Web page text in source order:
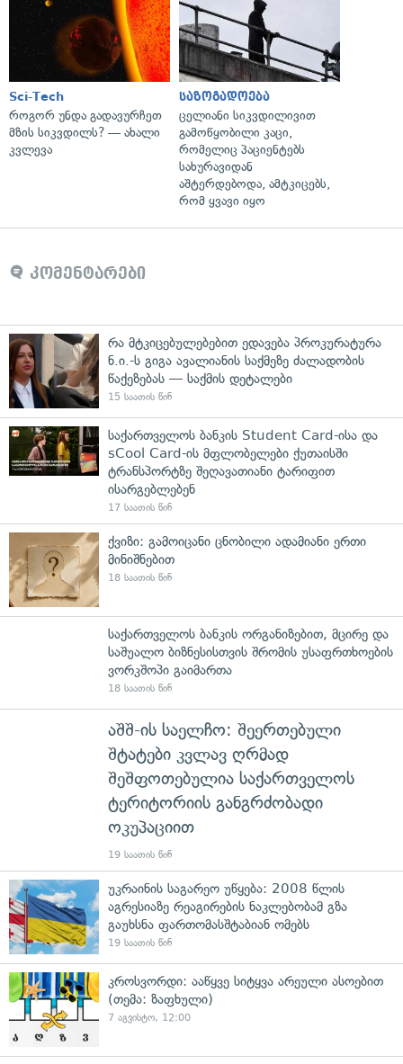
Sci-Tech
როგორ უნდა გადავურჩეთ
მზის სიკვდილს? — ახალი
კვლევა
საზოგადოება
ცელიანი სიკვდილივით
გამოწყობილი კაცი,
რომელიც პაციენტებს
სახურავიდან
აშტერდებოდა, ამტკიცებს,
რომ ყვავი იყო
კომენტარები
რა მტკიცებულებებით ედავება პროკურატურა
ნ.ი.-ს გიგა ავალიანის საქმეზე ძალადობის
წაქეზებას — საქმის დეტალები
15 საათის წინ
საქართველოს ბანკის Student Card-ისა და
sCool Card-ის მფლობელები ქუთაისში
ტრანსპორტზე შეღავათიანი ტარიფით
ისარგებლებენ
17 საათის წინ
ქვიზი: გამოიცანი ცნობილი ადამიანი ერთი
მინიშნებით
18 საათის წინ
საქართველოს ბანკის ორგანიზებით, მცირე და
საშუალო ბიზნესისთვის შრომის უსაფრთხოების
ვორკშოპი გაიმართა
18 საათის წინ
აშშ-ის საელჩო: შეერთებული
შტატები კვლავ ღრმად
შეშფოთებულია საქართველოს
ტერიტორიის განგრძობადი
ოკუპაციით
19 საათის წინ
უკრაინის საგარეო უწყება: 2008 წლის
აგრესიაზე რეაგირების ნაკლებობამ გზა
გაუხსნა ფართომასშტაბიან ომებს
19 საათის წინ
კროსვორდი: ააწყვე სიტყვა არეული ასოებით
(თემა: ზაფხული)
7 აგვისტო, 12:00